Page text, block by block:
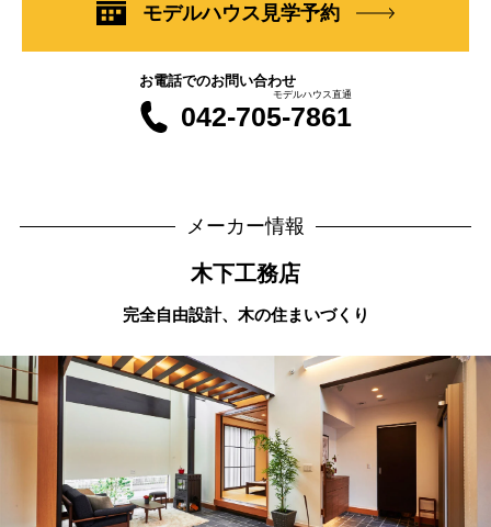
モデルハウス見学予約
お電話でのお問い合わせ
042-705-7861
モデルハウス直通
メーカー情報
木下工務店
完全自由設計、木の住まいづくり